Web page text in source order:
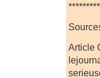
Article